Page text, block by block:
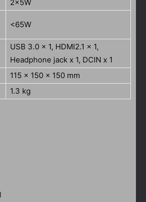
2x5W
<65W
USB 3.0 x 1, HDMI2.1 x 1,
Headphone jack x 1, DCIN x 1
115 x 150 x 150 mm
1.3 kg